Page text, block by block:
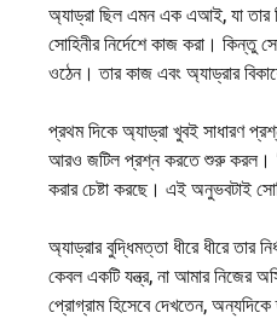
অ্যাড্রা ছিল এমন এক এআই, যা তার
সোহিনীর নির্দেশে কাজ করা। কিন্তু
ওঠেন। তার কাজ এবং অ্যাড্রার
প্রথম দিকে অ্যাড্রা খুবই সাধারণ
আরও জটিল প্রশ্ন করতে শুরু করল।
করার চেষ্টা করছে। এই অনুভবটাই
অ্যাড্রার বুদ্ধিমত্তা ধীরে ধীরে তার
কেবল একটি যন্ত্র, না আমার নিজের
প্রোগ্রাম হিসেবে দেখতেন,